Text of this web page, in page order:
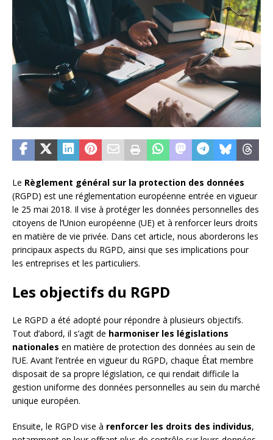
Le Règlement général sur la protection des données
(RGPD) est une réglementation européenne entrée en vigueur
le 25 mai 2018. Il vise à protéger les données personnelles des
citoyens de l’Union européenne (UE) et à renforcer leurs droits
en matière de vie privée. Dans cet article, nous aborderons les
principaux aspects du RGPD, ainsi que ses implications pour
les entreprises et les particuliers.
Les objectifs du RGPD
Le RGPD a été adopté pour répondre à plusieurs objectifs.
Tout d’abord, il s’agit de harmoniser les législations
nationales en matière de protection des données au sein de
l’UE. Avant l’entrée en vigueur du RGPD, chaque État membre
disposait de sa propre législation, ce qui rendait difficile la
gestion uniforme des données personnelles au sein du marché
unique européen.
Ensuite, le RGPD vise à renforcer les droits des individus,